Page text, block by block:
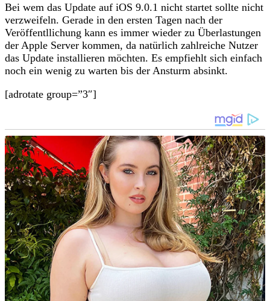
Bei wem das Update auf iOS 9.0.1 nicht startet sollte nicht
verzweifeln. Gerade in den ersten Tagen nach der
Veröffentllichung kann es immer wieder zu Überlastungen
der Apple Server kommen, da natürlich zahlreiche Nutzer
das Update installieren möchten. Es empfiehlt sich einfach
noch ein wenig zu warten bis der Ansturm absinkt.
[adrotate group=”3″]